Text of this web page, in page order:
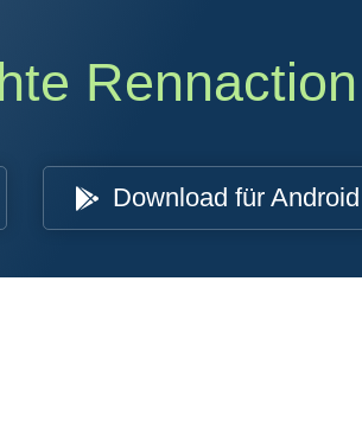
Rennaction
Download für Android